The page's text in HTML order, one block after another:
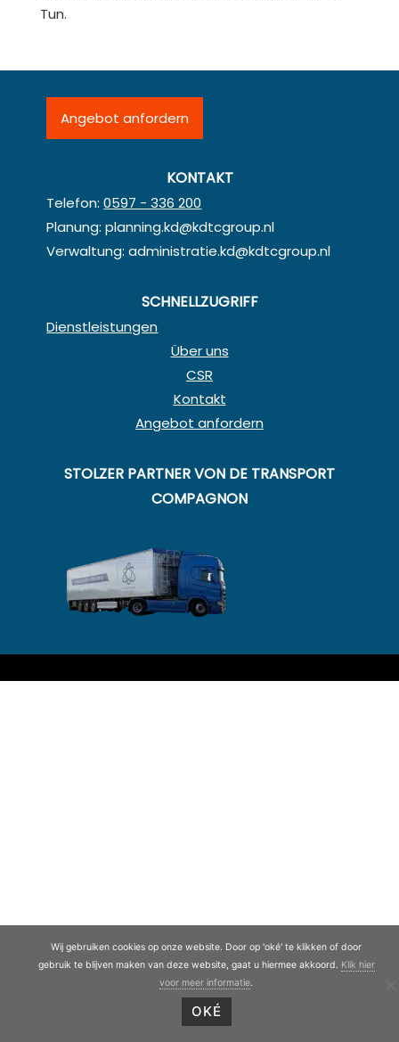
Tun.
Angebot anfordern
KONTAKT
Telefon:0597 - 336 200
Planung:planning.kd@kdtcgroup.nl
Verwaltung:administratie.kd@kdtcgroup.nl
SCHNELLZUGRIFF
Dienstleistungen
Über uns
CSR
Kontakt
Angebot anfordern
STOLZER PARTNER VON DE TRANSPORT
COMPAGNON
Wij gebruiken cookies op onze website. Door op 'oké' te klikken of door
gebruik te blijven maken van deze website, gaat u hiermee akkoord. Klik hier
voor meer informatie.
OKÉ